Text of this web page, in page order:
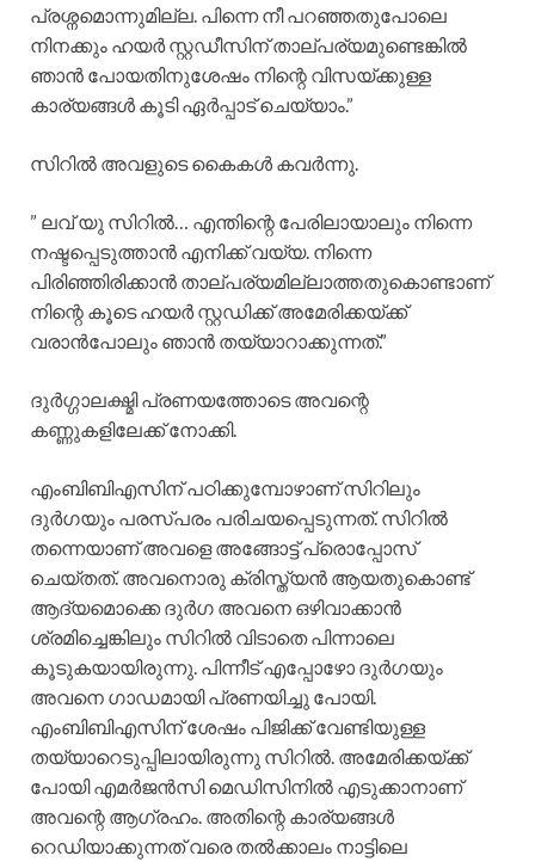
പ്രശ്നമൊന്നുമില്ല. പിന്നെ നീ പറഞ്ഞതുപോലെ
നിനക്കും ഹയർ സ്റ്റഡീസിന് താല്പര്യമുണ്ടെങ്കിൽ
ഞാൻ പോയതിനുശേഷം നിന്റെ വിസയ്ക്കുള്ള
കാര്യങ്ങൾ കൂടി ഏർപ്പാട് ചെയ്യാം.”
സിറിൽ അവളുടെ കൈകൾ കവർന്നു.
” ലവ് യു സിറിൽ… എന്തിന്റെ പേരിലായാലും നിന്നെ
നഷ്ടപ്പെടുത്താൻ എനിക്ക് വയ്യ. നിന്നെ
പിരിഞ്ഞിരിക്കാൻ താല്പര്യമില്ലാത്തതുകൊണ്ടാണ്
നിന്റെ കൂടെ ഹയർ സ്റ്റഡിക്ക് അമേരിക്കയ്ക്ക്
വരാൻപോലും ഞാൻ തയ്യാറാക്കുന്നത്.”
ദുർഗ്ഗാലക്ഷ്മി പ്രണയത്തോടെ അവന്റെ
കണ്ണുകളിലേക്ക് നോക്കി.
എംബിബിഎസിന് പഠിക്കുമ്പോഴാണ് സിറിലും
ദുർഗയും പരസ്പരം പരിചയപ്പെടുന്നത്. സിറിൽ
തന്നെയാണ് അവളെ അങ്ങോട്ട് പ്രൊപ്പോസ്
ചെയ്തത്. അവനൊരു ക്രിസ്ത്യൻ ആയതുകൊണ്ട്
ആദ്യമൊക്കെ ദുർഗ അവനെ ഒഴിവാക്കാൻ
ശ്രമിച്ചെങ്കിലും സിറിൽ വിടാതെ പിന്നാലെ
കൂടുകയായിരുന്നു. പിന്നീട് എപ്പോഴോ ദുർഗയും
അവനെ ഗാഡമായി പ്രണയിച്ചു പോയി.
എംബിബിഎസിന് ശേഷം പിജിക്ക് വേണ്ടിയുള്ള
തയ്യാറെടുപ്പിലായിരുന്നു സിറിൽ. അമേരിക്കയ്ക്ക്
പോയി എമർജൻസി മെഡിസിനിൽ എടുക്കാനാണ്
അവന്റെ ആഗ്രഹം. അതിന്റെ കാര്യങ്ങൾ
റെഡിയാക്കുന്നത് വരെ തൽക്കാലം നാട്ടിലെ